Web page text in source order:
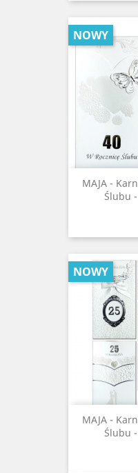
MAJA -
Ślubu
NOWY
MAJA -
Ślubu
NOWY